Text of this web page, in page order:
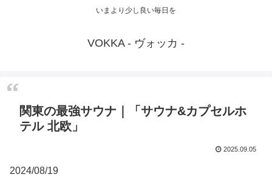
いまより少し良い毎日を
VOKKA - ヴォッカ -
関東の最強サウナ｜「サウナ&カプセルホ
テル 北欧」
2025.09.05
2024/08/19